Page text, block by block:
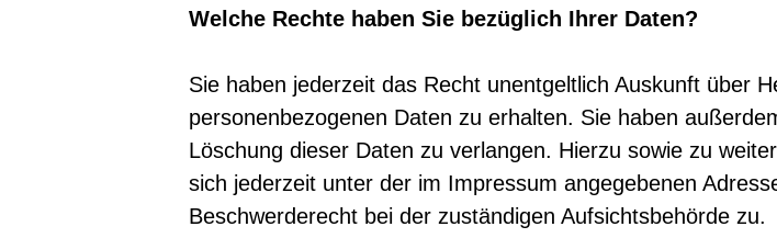
Welche Rechte haben Sie bezüglich Ihrer Daten?
Sie haben jederzeit das Recht unentgeltlich Auskunft über
personenbezogenen Daten zu erhalten. Sie haben
Löschung dieser Daten zu verlangen. Hierzu sowie zu
sich jederzeit unter der im Impressum angegebenen
Beschwerderecht bei der zuständigen Aufsichtsbehörde zu.